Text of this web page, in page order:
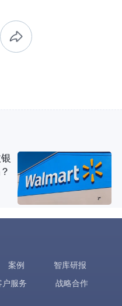
案例
智库研报
户服务 战略合作